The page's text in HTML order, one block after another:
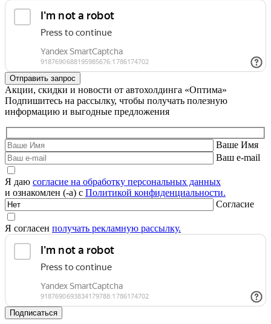
Акции, скидки и новости от автохолдинга «Оптима»
Подпишитесь на рассылку, чтобы получать полезную
информацию и выгодные предложения
Ваше Имя
Ваш e-mail
Я даю согласие на обработку персональных данных
и ознакомлен (-а) с Политикой конфиденциальности.
Согласие
Я согласен получать рекламную рассылку.